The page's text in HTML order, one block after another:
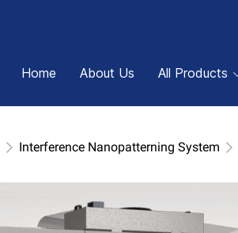
Home About Us All Products
Interference Nanopatterning System